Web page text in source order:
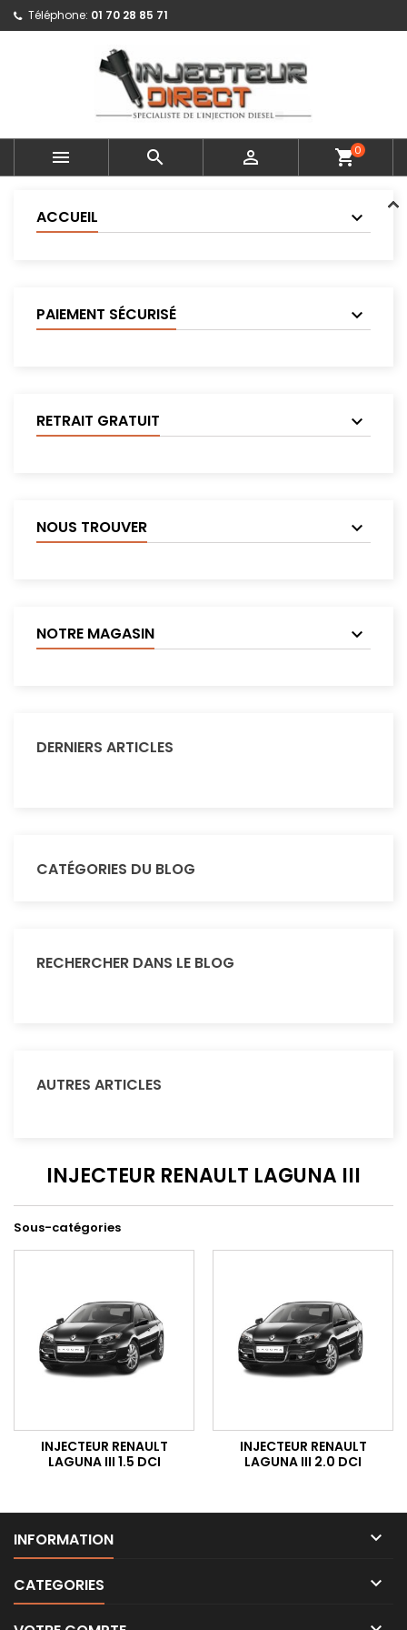
Téléphone: 01 70 28 85 71
   shopping_cart0
ACCUEIL
PAIEMENT SÉCURISÉ
RETRAIT GRATUIT
NOUS TROUVER
NOTRE MAGASIN
DERNIERS ARTICLES
CATÉGORIES DU BLOG
RECHERCHER DANS LE BLOG
AUTRES ARTICLES
INJECTEUR RENAULT LAGUNA III
Sous-catégories
INJECTEUR RENAULT
LAGUNA III 1.5 DCI
INJECTEUR RENAULT
LAGUNA III 2.0 DCI
INFORMATION 
CATEGORIES 